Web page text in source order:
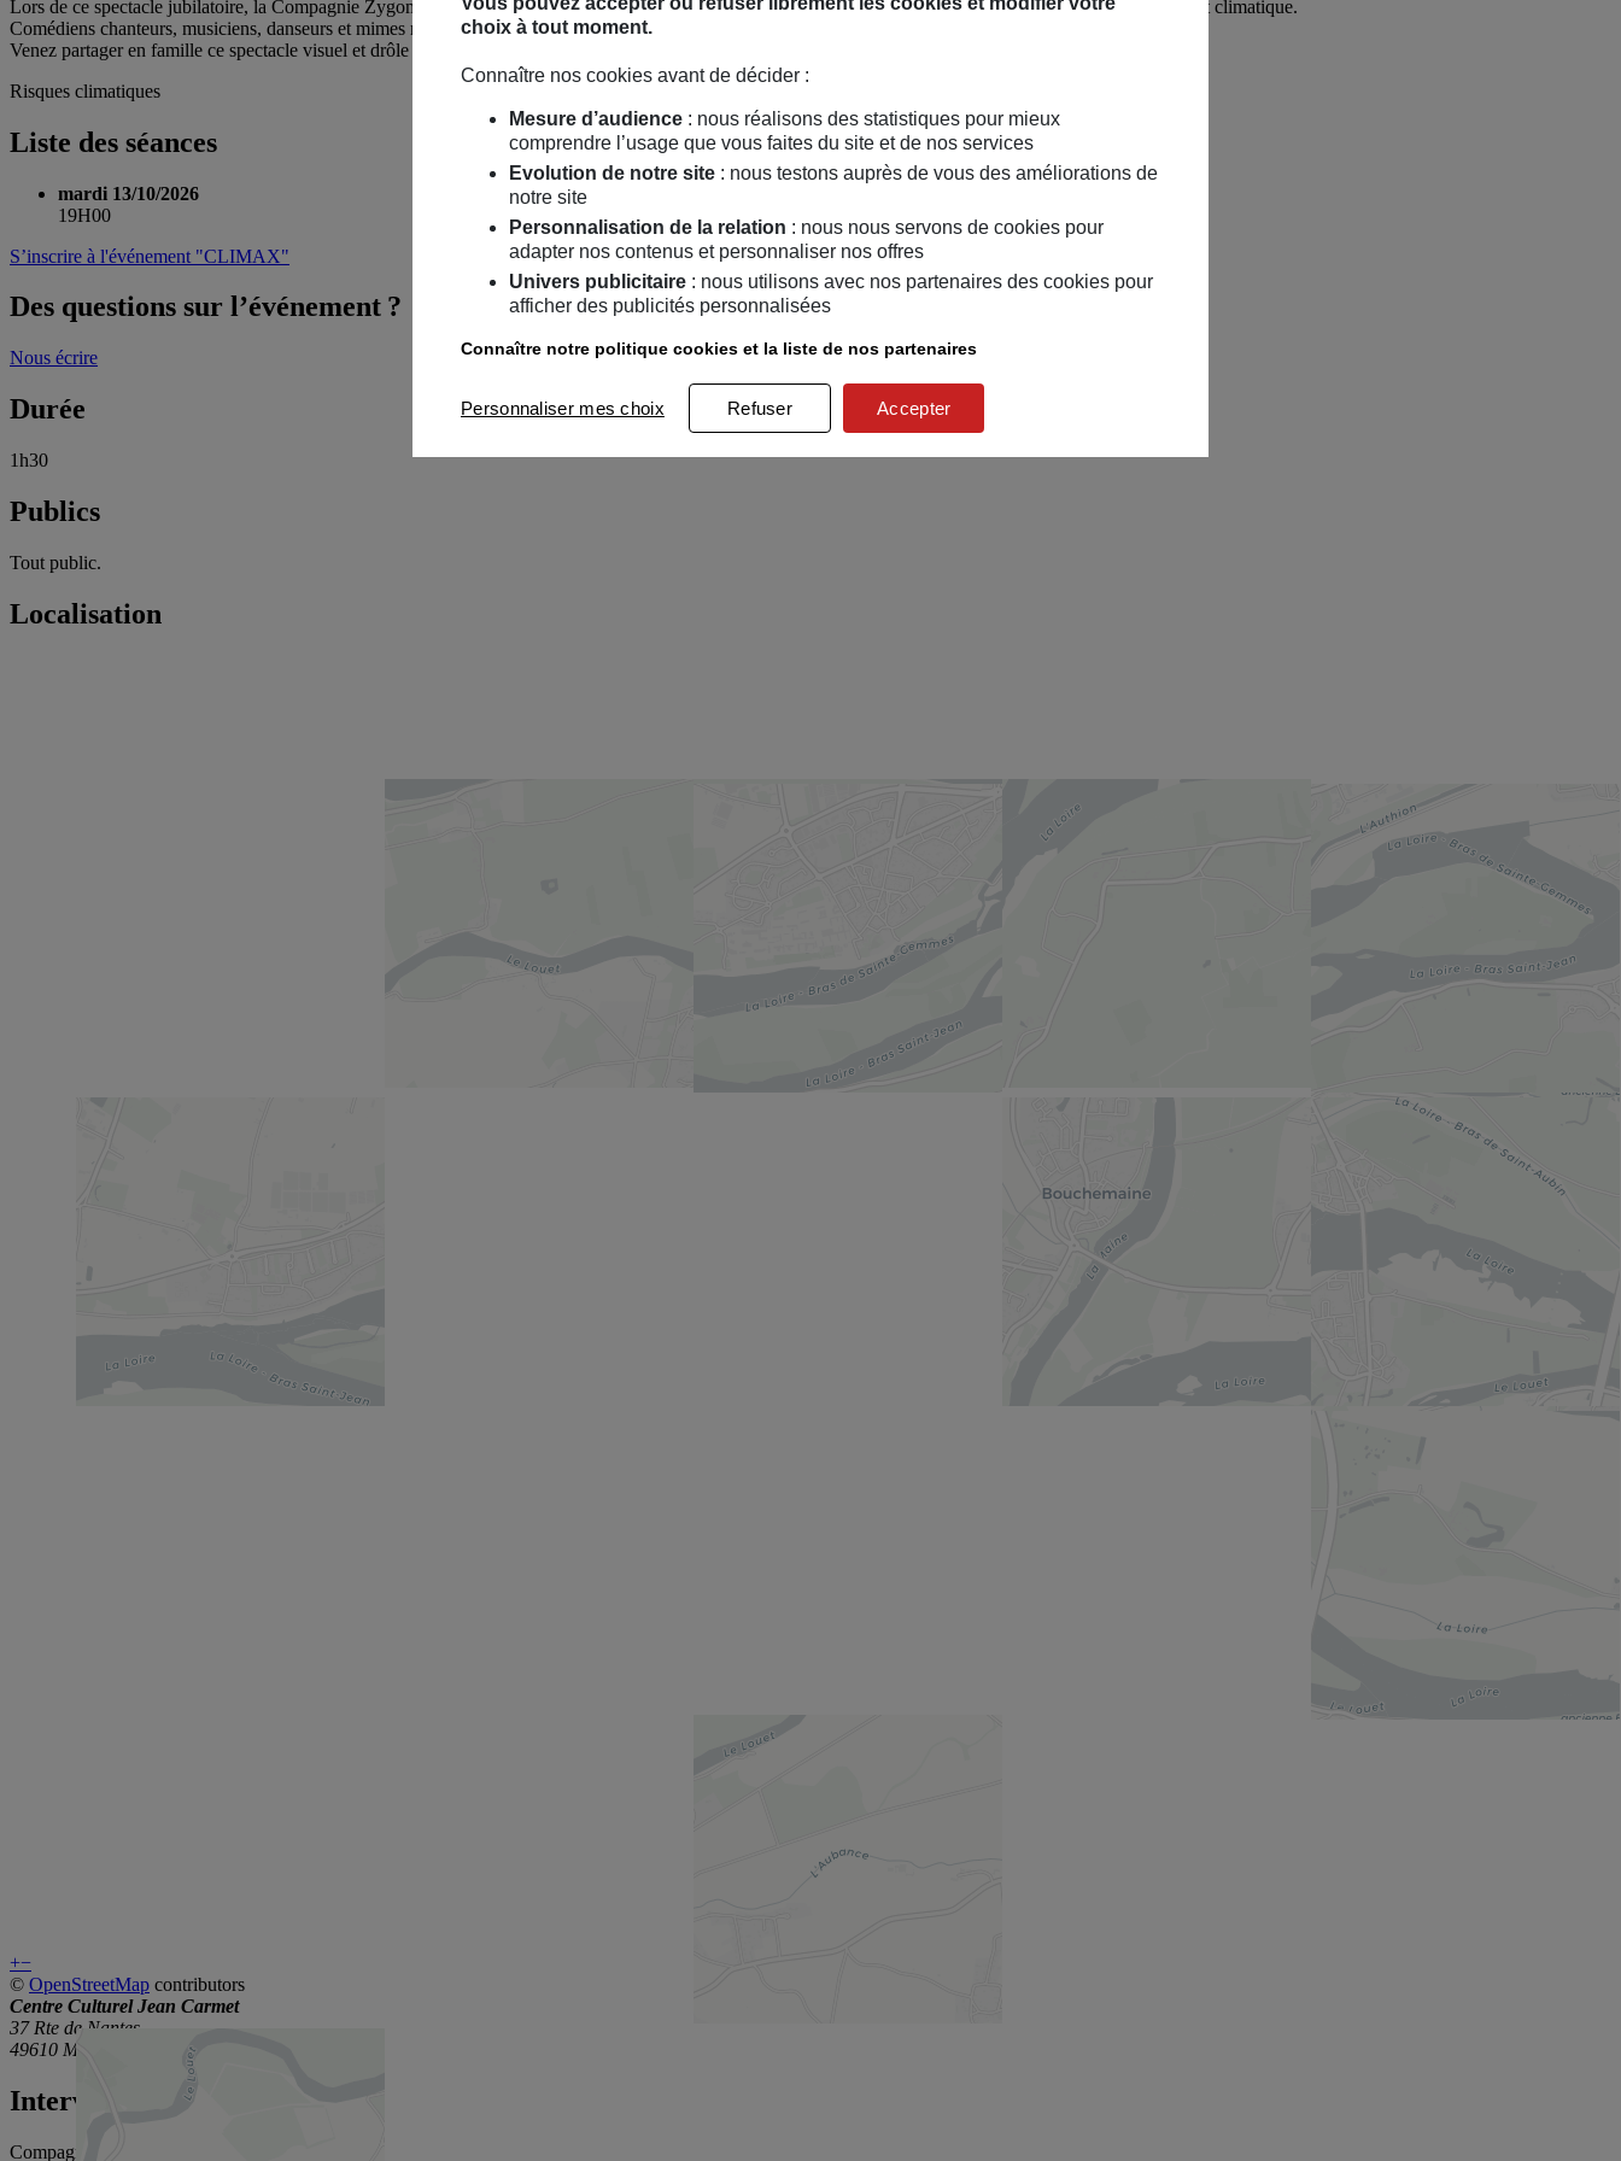
Lors de ce spectacle jubilatoire, la Compagnie Zygomatic utilise l’humour comme une arme de réflexion massive au service d’un sujet brûlant : le dérèglement climatique.
Comédiens chanteurs, musiciens, danseurs et mimes montent sur scène pour tirer la sonnette d’alarme et ®éveiller notre prise de conscience écologique.
Venez partager en famille ce spectacle visuel et drôle d’une durée d’une heure accessible aux enfants à partir de 8 ans.
Risques climatiques
Liste des séances
mardi 13/10/2026
19H00
S’inscrire à l'événement "CLIMAX"
Des questions sur l’événement ?
Nous écrire
Durée
1h30
Publics
Tout public.
Localisation
+−
© OpenStreetMap contributors
Centre Culturel Jean Carmet
37 Rte de Nantes
49610 Mûrs-Erigné
Intervenants
Compagnie Zygomatic
choix à tout moment.
Connaître nos cookies avant de décider :
Mesure d’audience : nous réalisons des statistiques pour mieux
comprendre l’usage que vous faites du site et de nos services
Evolution de notre site : nous testons auprès de vous des améliorations de
notre site
Personnalisation de la relation : nous nous servons de cookies pour
adapter nos contenus et personnaliser nos offres
Univers publicitaire : nous utilisons avec nos partenaires des cookies pour
afficher des publicités personnalisées
Connaître notre politique cookies et la liste de nos partenaires
Personnaliser mes choix Refuser Accepter